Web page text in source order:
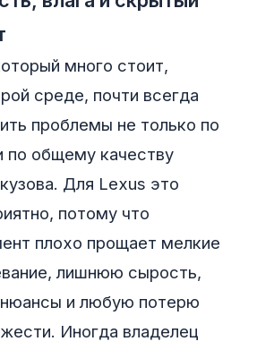
много стоит,
среде, почти всегда
проблемы не только по
по общему качеству
Для Lexus это
потому что
плохо прощает мелкие
лишнюю сырость,
нюансы и любую потерю
Иногда владелец